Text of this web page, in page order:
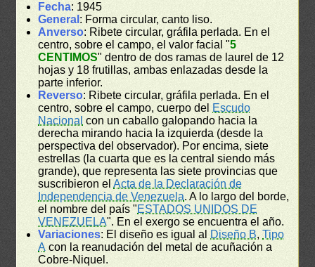
Fecha: 1945
General : Forma circular, canto liso.
Anverso: Ribete circular, gráfila perlada. En el
centro, sobre el campo, el valor facial "5
CENTIMOS" dentro de dos ramas de laurel de 12
hojas y 18 frutillas, ambas enlazadas desde la
parte inferior.
Reverso: Ribete circular, gráfila perlada. En el
centro, sobre el campo, cuerpo del Escudo
Nacional con un caballo galopando hacia la
derecha mirando hacia la izquierda (desde la
perspectiva del observador). Por encima, siete
estrellas (la cuarta que es la central siendo más
grande), que representa las siete provincias que
suscribieron elActa de la Declaración de
Independencia de Venezuela. A lo largo del borde,
el nombre del país "ESTADOS UNIDOS DE
VENEZUELA". En el exergo se encuentra el año.
Variaciones: El diseño es igual al Diseño B,Tipo
A con la reanudación del metal de acuñación a
Cobre-Niquel.